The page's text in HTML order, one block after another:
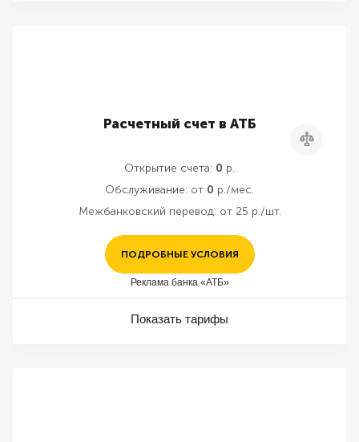
Расчетный счет в АТБ
Сравнить
Открытие счета: 0 р.
Обслуживание: от 0 р./мес.
Межбанковский перевод: от 25 р./шт.
ПОДРОБНЫЕ УСЛОВИЯ
Реклама банка «АТБ»
Показать тарифы